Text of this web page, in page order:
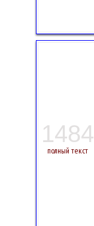
1484
полный текст